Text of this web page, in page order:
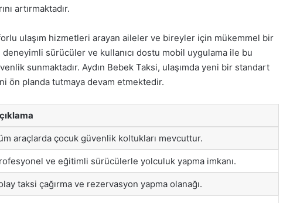
artırmaktadır.
ulaşım hizmetleri arayan aileler ve bireyler için mükemmel bir
sürücüler ve kullanıcı dostu mobil uygulama ile bu
sunmaktadır. Aydın Bebek Taksi, ulaşımda yeni bir standart
ön planda tutmaya devam etmektedir.
araçlarda çocuk güvenlik koltukları mevcuttur.
ve eğitimli sürücülerle yolculuk yapma imkanı.
taksi çağırma ve rezervasyon yapma olanağı.